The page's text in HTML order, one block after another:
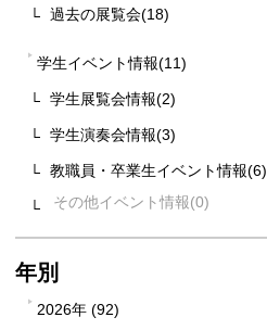
過去の展覧会(18)
学生イベント情報(11)
学生展覧会情報(2)
学生演奏会情報(3)
教職員・卒業生イベント情報(6)
その他イベント情報
年別
2026年 (92)